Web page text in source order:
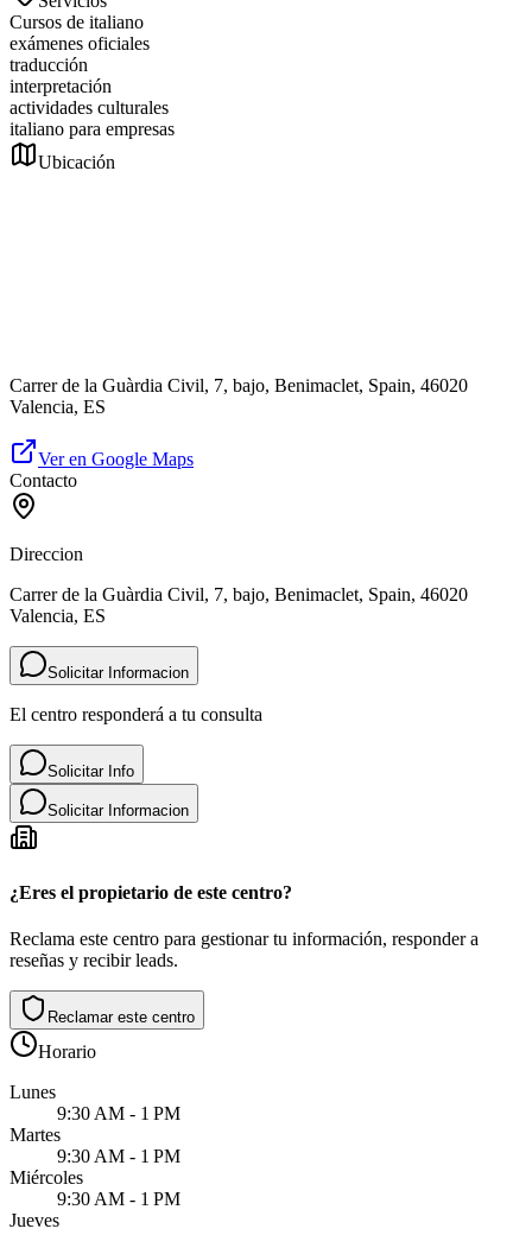
Cursos de italiano
exámenes oficiales
traducción
interpretación
actividades culturales
italiano para empresas
Ubicación
Carrer de la Guàrdia Civil, 7, bajo, Benimaclet, Spain, 46020
Valencia, ES
Ver en Google Maps
Contacto
Direccion
Carrer de la Guàrdia Civil, 7, bajo, Benimaclet, Spain, 46020
Valencia, ES
Solicitar Informacion
El centro responderá a tu consulta
Solicitar Info
Solicitar Informacion
¿Eres el propietario de este centro?
Reclama este centro para gestionar tu información, responder a
reseñas y recibir leads.
Reclamar este centro
Horario
Lunes
9:30 AM - 1 PM
Martes
9:30 AM - 1 PM
Miércoles
9:30 AM - 1 PM
Jueves